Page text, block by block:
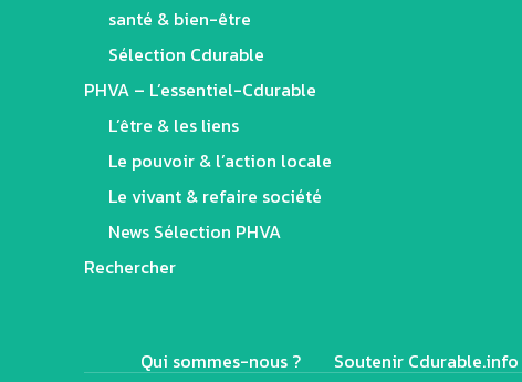
santé & bien-être
Sélection Cdurable
PHVA – L’essentiel-Cdurable
L’être & les liens
Le pouvoir & l’action locale
Le vivant & refaire société
News Sélection PHVA
Rechercher
Qui sommes-nous ? Soutenir Cdurable.info